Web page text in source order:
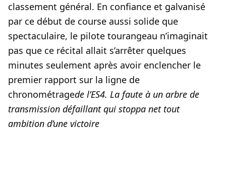
classement général. En confiance et galvanisé
par ce début de course aussi solide que
spectaculaire, le pilote tourangeau n’imaginait
pas que ce récital allait s’arrêter quelques
minutes seulement après avoir enclencher le
premier rapport sur la ligne de
chronométragede l’ES4. La faute à un arbre de
transmission défaillant qui stoppa net tout
ambition d’une victoire